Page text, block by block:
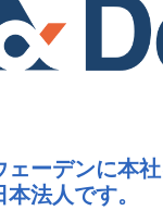
ーデンに本
法人です。